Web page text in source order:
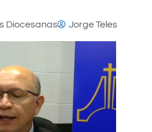
Diocesanas Jorge Teles